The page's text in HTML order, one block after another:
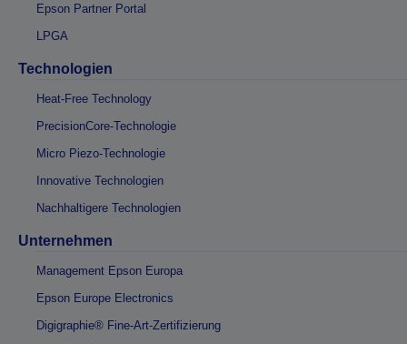
Epson Partner Portal
LPGA
Technologien
Heat-Free Technology
PrecisionCore-Technologie
Micro Piezo-Technologie
Innovative Technologien
Nachhaltigere Technologien
Unternehmen
Management Epson Europa
Epson Europe Electronics
Digigraphie® Fine-Art-Zertifizierung